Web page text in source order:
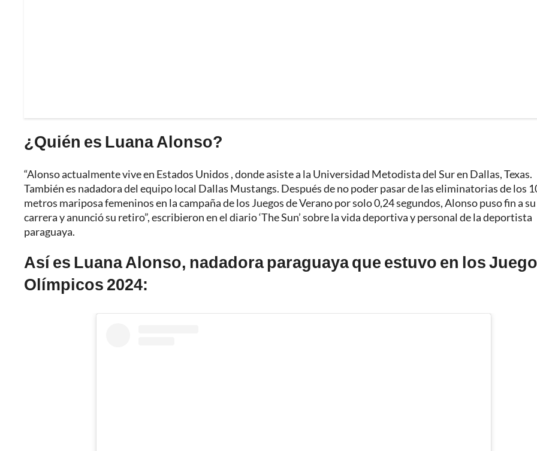
¿Quién es Luana Alonso?
“Alonso actualmente vive en Estados Unidos , donde asiste a la Universidad Metodista del Sur en Dallas, Texas.
También es nadadora del equipo local Dallas Mustangs. Después de no poder pasar de las eliminatorias de los
metros mariposa femeninos en la campaña de los Juegos de Verano por solo 0,24 segundos, Alonso puso fin a su
carrera y anunció su retiro”, escribieron en el diario ‘The Sun’ sobre la vida deportiva y personal de la deportista
paraguaya.
Así es Luana Alonso, nadadora paraguaya que estuvo en los
Olímpicos 2024: